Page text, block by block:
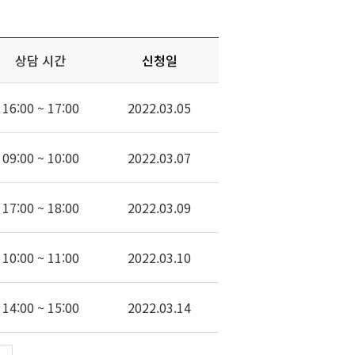
상담 시간 신청일
16:00 ~ 17:00 2022.03.05
09:00 ~ 10:00 2022.03.07
17:00 ~ 18:00 2022.03.09
10:00 ~ 11:00 2022.03.10
14:00 ~ 15:00 2022.03.14